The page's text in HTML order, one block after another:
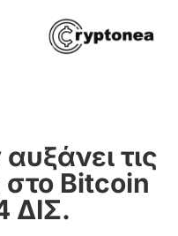
τις
στο Bitcoin
ΔΙΣ.